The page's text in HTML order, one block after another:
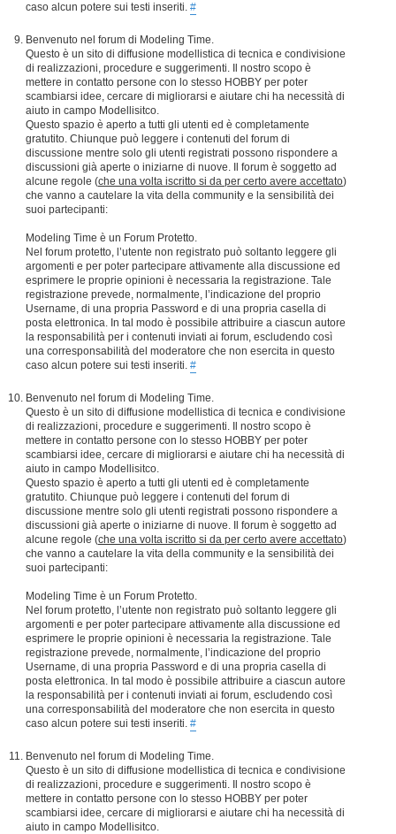
caso alcun potere sui testi inseriti. #
Benvenuto nel forum di Modeling Time.
Questo è un sito di diffusione modellistica di tecnica e condivisione
di realizzazioni, procedure e suggerimenti. Il nostro scopo è
mettere in contatto persone con lo stesso HOBBY per poter
scambiarsi idee, cercare di migliorarsi e aiutare chi ha necessità di
aiuto in campo Modellisitco.
Questo spazio è aperto a tutti gli utenti ed è completamente
gratutito. Chiunque può leggere i contenuti del forum di
discussione mentre solo gli utenti registrati possono rispondere a
discussioni già aperte o iniziarne di nuove. Il forum è soggetto ad
alcune regole (che una volta iscritto si da per certo avere accettato)
che vanno a cautelare la vita della community e la sensibilità dei
suoi partecipanti:
Modeling Time è un Forum Protetto.
Nel forum protetto, l’utente non registrato può soltanto leggere gli
argomenti e per poter partecipare attivamente alla discussione ed
esprimere le proprie opinioni è necessaria la registrazione. Tale
registrazione prevede, normalmente, l’indicazione del proprio
Username, di una propria Password e di una propria casella di
posta elettronica. In tal modo è possibile attribuire a ciascun autore
la responsabilità per i contenuti inviati ai forum, escludendo così
una corresponsabilità del moderatore che non esercita in questo
caso alcun potere sui testi inseriti. #
Benvenuto nel forum di Modeling Time.
Questo è un sito di diffusione modellistica di tecnica e condivisione
di realizzazioni, procedure e suggerimenti. Il nostro scopo è
mettere in contatto persone con lo stesso HOBBY per poter
scambiarsi idee, cercare di migliorarsi e aiutare chi ha necessità di
aiuto in campo Modellisitco.
Questo spazio è aperto a tutti gli utenti ed è completamente
gratutito. Chiunque può leggere i contenuti del forum di
discussione mentre solo gli utenti registrati possono rispondere a
discussioni già aperte o iniziarne di nuove. Il forum è soggetto ad
alcune regole (che una volta iscritto si da per certo avere accettato)
che vanno a cautelare la vita della community e la sensibilità dei
suoi partecipanti:
Modeling Time è un Forum Protetto.
Nel forum protetto, l’utente non registrato può soltanto leggere gli
argomenti e per poter partecipare attivamente alla discussione ed
esprimere le proprie opinioni è necessaria la registrazione. Tale
registrazione prevede, normalmente, l’indicazione del proprio
Username, di una propria Password e di una propria casella di
posta elettronica. In tal modo è possibile attribuire a ciascun autore
la responsabilità per i contenuti inviati ai forum, escludendo così
una corresponsabilità del moderatore che non esercita in questo
caso alcun potere sui testi inseriti. #
Benvenuto nel forum di Modeling Time.
Questo è un sito di diffusione modellistica di tecnica e condivisione
di realizzazioni, procedure e suggerimenti. Il nostro scopo è
mettere in contatto persone con lo stesso HOBBY per poter
scambiarsi idee, cercare di migliorarsi e aiutare chi ha necessità di
aiuto in campo Modellisitco.